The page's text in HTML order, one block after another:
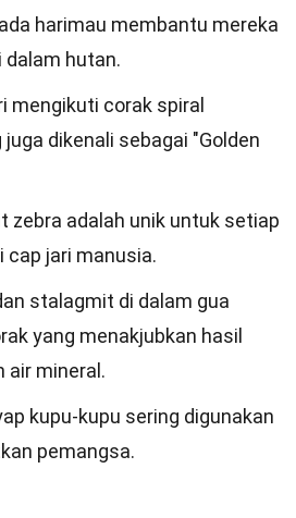
harimau membantu mereka
dalam hutan.
mengikuti corak spiral
juga dikenali sebagai "Golden
zebra adalah unik untuk setiap
cap jari manusia.
stalagmit di dalam gua
yang menakjubkan hasil
air mineral.
kupu-kupu sering digunakan
pemangsa.